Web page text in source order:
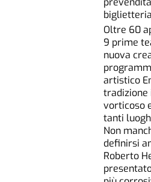
Oltre 60
9 prime
nuova
artistico
tradizione
vorticoso
tanti
Non
definirsi
Roberto